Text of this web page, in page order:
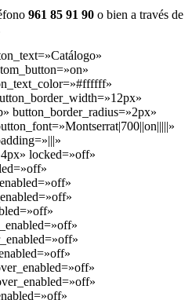
961 85 91 90 o bien a través de
button_border_radius=»2px»
locked=»off»